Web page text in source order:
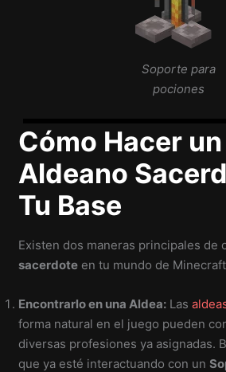
Soporte para
pociones
Cómo Hacer un
Aldeano
Tu Base
Existen dos maneras principales de
sacerdote en tu mundo de
Encontrarlo en una Aldea: Las
forma natural en el juego pueden
diversas profesiones ya asignadas.
que ya esté interactuando con un